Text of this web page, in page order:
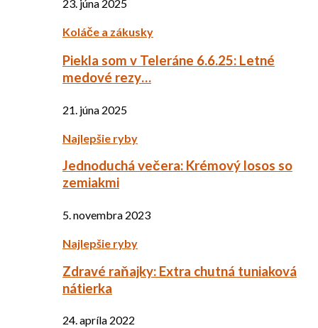
23. júna 2025
Koláče a zákusky
Piekla som v Teleráne 6.6.25: Letné
medové rezy…
21. júna 2025
Najlepšie ryby
Jednoduchá večera: Krémový losos so
zemiakmi
5. novembra 2023
Najlepšie ryby
Zdravé raňajky: Extra chutná tuniaková
nátierka
24. apríla 2022